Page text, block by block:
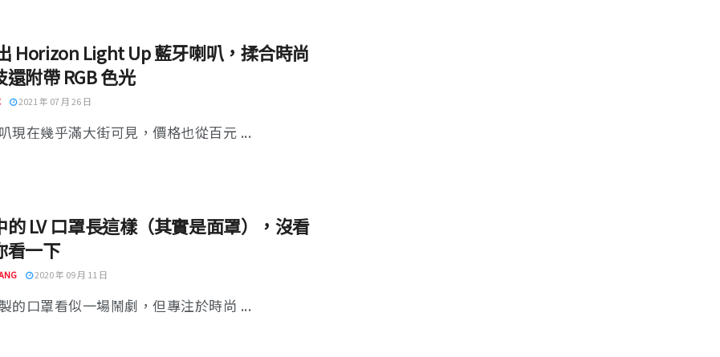
Horizon Light Up 藍牙喇叭，揉合時尚
還附帶 RGB 色光
2021 年 07 月 26 日
現在幾乎滿大街可見，價格也從百元 ...
的 LV 口罩長這樣（其實是面罩），沒看
看一下
2020 年 09 月 11 日
的口罩看似一場鬧劇，但專注於時尚 ...